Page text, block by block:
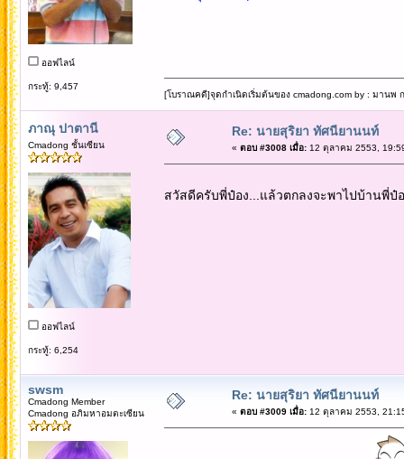
ออฟไลน์
กระทู้: 9,457
[โบราณคดี]จุดกำเนิดเริ่มต้นของ cmadong.com by : มานพ
ภาณุ ปาตานี
Cmadong ชั้นเซียน
ออฟไลน์
กระทู้: 6,254
Re: นายสุริยา ทัศนียานนท์
« ตอบ #3008 เมื่อ:12 ตุลาคม 2553,
สวัสดีครับพี่ป๋อง...แล้วตกลงจะพาไปบ้านพี่ป๋
swsm
Cmadong Member
Cmadong อภิมหาอมตะเซียน
Re: นายสุริยา ทัศนียานนท์
« ตอบ #3009 เมื่อ:12 ตุลาคม 2553,